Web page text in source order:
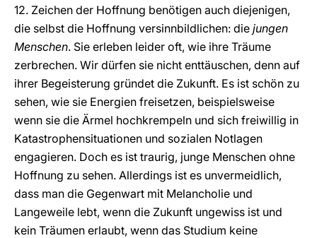
12. Zeichen der Hoffnung benötigen auch diejenigen,
die selbst die Hoffnung versinnbildlichen: die jungen
Menschen. Sie erleben leider oft, wie ihre Träume
zerbrechen. Wir dürfen sie nicht enttäuschen, denn auf
ihrer Begeisterung gründet die Zukunft. Es ist schön zu
sehen, wie sie Energien freisetzen, beispielsweise
wenn sie die Ärmel hochkrempeln und sich freiwillig in
Katastrophensituationen und sozialen Notlagen
engagieren. Doch es ist traurig, junge Menschen ohne
Hoffnung zu sehen. Allerdings ist es unvermeidlich,
dass man die Gegenwart mit Melancholie und
Langeweile lebt, wenn die Zukunft ungewiss ist und
kein Träumen erlaubt, wenn das Studium keine